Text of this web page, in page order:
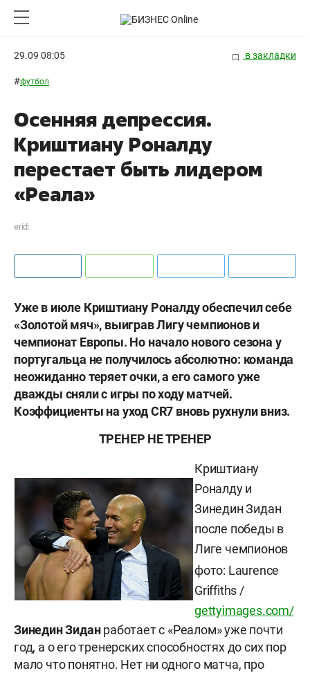
29.09 08:05 в закладки
#футбол
Осенняя депрессия.
Криштиану Роналду
перестает быть лидером
«Реала»
erid:
Уже в июле Криштиану Роналду обеспечил себе
«Золотой мяч», выиграв Лигу чемпионов и
чемпионат Европы. Но начало нового сезона у
португальца не получилось абсолютно: команда
неожиданно теряет очки, а его самого уже
дважды сняли с игры по ходу матчей.
Коэффициенты на уходCR7 вновь рухнули вниз.
ТРЕНЕР НЕ ТРЕНЕР
Криштиану
Роналду и
Зинедин Зидан
после победы в
Лиге чемпионов
фото: Laurence
Griffiths /
gettyimages.com/
Зинедин Зиданработает с «Реалом» уже почти
год, а о его тренерских способностях до сих пор
мало что понятно. Нет ни одного матча, про